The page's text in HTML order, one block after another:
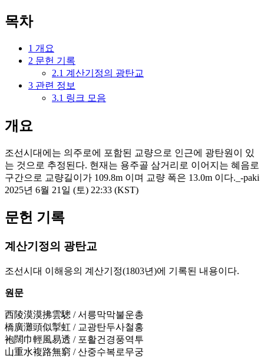
목차
1 개요
2 문헌 기록
2.1 계산기정의 광탄교
3 관련 정보
3.1 링크 모음
개요
조선시대에는 의주로에 포함된 교량으로 인근에 광탄원이 있
는 것으로 추정된다. 현재는 용주골 삼거리로 이어지는 혜음로
구간으로 교량길이가 109.8m 이며 교량 폭은 13.0m 이다._-paki
2025년 6월 21일 (토) 22:33 (KST)
문헌 기록
계산기정의 광탄교
조선시대 이해응의 계산기정(1803년)에 기록된 내용이다.
원문
西陵漠漠拂雲驄 / 서릉막막불운총
橋廣灘頭似掣虹 / 교광탄두사철홍
袍闊巾輕風易透 / 포활건경풍역투
山重水複路無窮 / 산중수복로무궁